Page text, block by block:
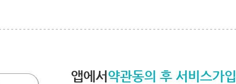
앱에서 약관동의 후 서비스가입